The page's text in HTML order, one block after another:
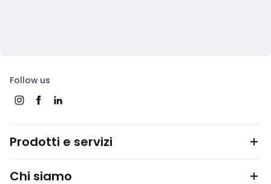
Follow us
Prodotti e servizi
Chi siamo